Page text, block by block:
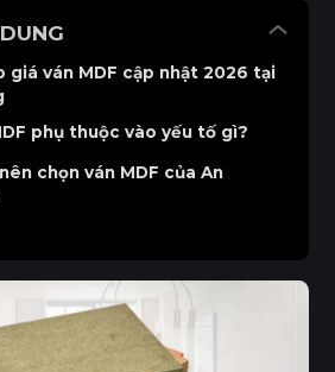
giá ván MDF cập nhật 2026 tại
MDF tiêu chuẩn
MDF lõi xanh
phụ thuộc vào yếu tố gì?
chọn ván MDF của An